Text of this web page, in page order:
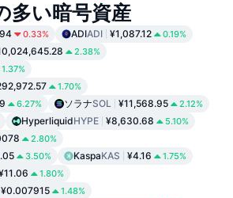
多い暗号資産
0.33% ADIADI ¥1,087.12 0.19%
2.38%
1.37%
1.70%
6.27% ソラナSOL ¥11,568.95 2.12%
HyperliquidHYPE ¥8,630.68 5.10%
2.80%
3.50% KaspaKAS ¥4.16 1.75%
1.80%
¥0.007915 1.48%